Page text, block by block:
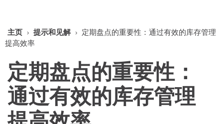
主页 › 提示和见解 › 定期盘点的重要性：通过有效的库存管理
提高效率
定期盘点的重要性：
通过有效的库存管理